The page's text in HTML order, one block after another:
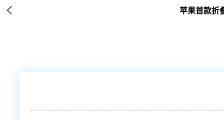
 苹果首款折